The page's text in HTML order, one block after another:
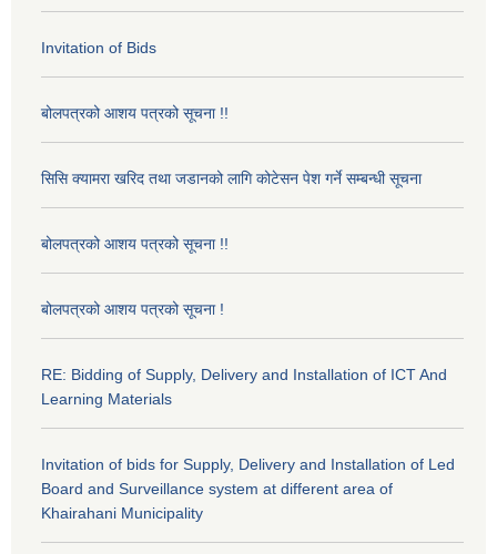
Invitation of Bids
बोलपत्रको आशय पत्रको सूचना !!
सिसि क्यामरा खरिद तथा जडानको लागि कोटेसन पेश गर्ने सम्बन्धी सूचना
बोलपत्रको आशय पत्रको सूचना !!
बोलपत्रको आशय पत्रको सूचना !
RE: Bidding of Supply, Delivery and Installation of ICT And
Learning Materials
Invitation of bids for Supply, Delivery and Installation of Led
Board and Surveillance system at different area of
Khairahani Municipality